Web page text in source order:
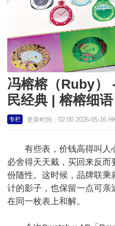
冯榕榕（Ruby）
民经典 | 榕榕细语
专栏 更新时间：02:00 2026-05-16
有些表，价钱高得叫人
必舍得天天戴，买回来反而
份随性。这时候，品牌联
计的影子，也保留一点可亲
在同一枚表上和解。